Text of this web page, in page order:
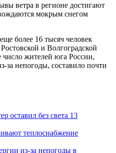
ветра в регионе достигают
мокрым снегом
более 16 тысяч человек
и Волгоградской
жителей юга России,
за непогоды, составило почти
оставил без света 13
теплоснабжение
из-за непогоды в